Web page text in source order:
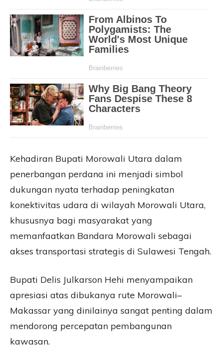
Kehadiran Bupati Morowali Utara dalam
penerbangan perdana ini menjadi simbol
dukungan nyata terhadap peningkatan
konektivitas udara di wilayah Morowali Utara,
khususnya bagi masyarakat yang
memanfaatkan Bandara Morowali sebagai
akses transportasi strategis di Sulawesi Tengah.
Bupati Delis Julkarson Hehi menyampaikan
apresiasi atas dibukanya rute Morowali–
Makassar yang dinilainya sangat penting dalam
mendorong percepatan pembangunan
kawasan.